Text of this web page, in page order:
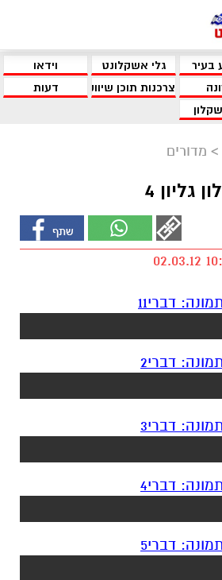
בעיר גלי אשקלונט
וידאו
צרכנות תוכן שיווקי
דעות
> מדורים
גליון 4